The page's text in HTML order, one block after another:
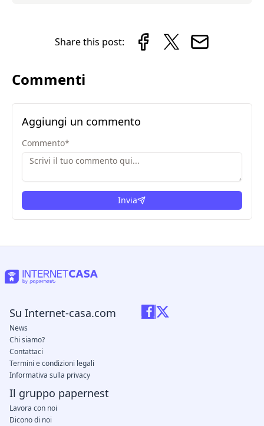
Share this post:
Commenti
Aggiungi un commento
Commento*
Invia
Su Internet-casa.com
News
Chi siamo?
Contattaci
Termini e condizioni legali
Informativa sulla privacy
Il gruppo papernest
Lavora con noi
Dicono di noi